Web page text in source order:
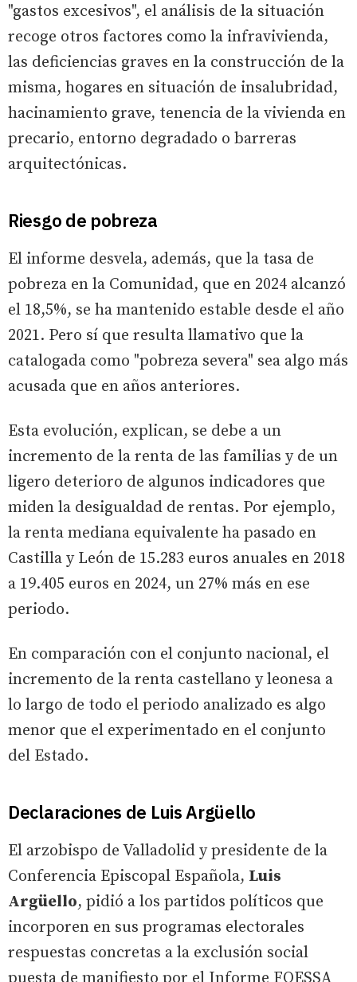
"gastos excesivos", el análisis de la situación
recoge otros factores como la infravivienda,
las deficiencias graves en la construcción de la
misma, hogares en situación de insalubridad,
hacinamiento grave, tenencia de la vivienda en
precario, entorno degradado o barreras
arquitectónicas.
Riesgo de pobreza
El informe desvela, además, que la tasa de
pobreza en la Comunidad, que en 2024 alcanzó
el 18,5%, se ha mantenido estable desde el año
2021. Pero sí que resulta llamativo que la
catalogada como "pobreza severa" sea algo más
acusada que en años anteriores.
Esta evolución, explican, se debe a un
incremento de la renta de las familias y de un
ligero deterioro de algunos indicadores que
miden la desigualdad de rentas. Por ejemplo,
la renta mediana equivalente ha pasado en
Castilla y León de 15.283 euros anuales en 2018
a 19.405 euros en 2024, un 27% más en ese
periodo.
En comparación con el conjunto nacional, el
incremento de la renta castellano y leonesa a
lo largo de todo el periodo analizado es algo
menor que el experimentado en el conjunto
del Estado.
Declaraciones de Luis Argüello
El arzobispo de Valladolid y presidente de la
Conferencia Episcopal Española, Luis
Argüello, pidió a los partidos políticos que
incorporen en sus programas electorales
respuestas concretas a la exclusión social